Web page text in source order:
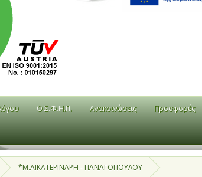
Ο Σ.Φ.Η.Π. Ανακοινώσεις Προσφορές
*Μ.ΑΙΚΑΤΕΡΙΝΑΡΗ - ΠΑΝΑΓΟΠΟΥΛΟΥ